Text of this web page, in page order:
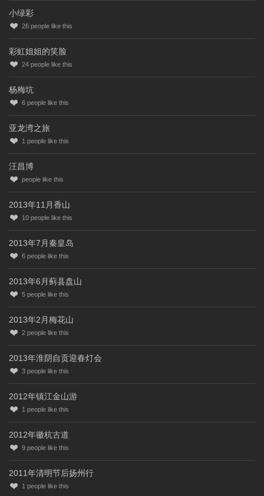
小绿彩
26 people like this
彩虹姐姐的笑脸
24 people like this
杨梅坑
6 people like this
亚龙湾之旅
1 people like this
汪昌博
people like this
2013年11月香山
10 people like this
2013年7月秦皇岛
6 people like this
2013年6月蓟县盘山
5 people like this
2013年2月梅花山
2 people like this
2013年淮阴自贡迎春灯会
3 people like this
2012年镇江金山游
1 people like this
2012年徽杭古道
9 people like this
2011年清明节后扬州行
1 people like this